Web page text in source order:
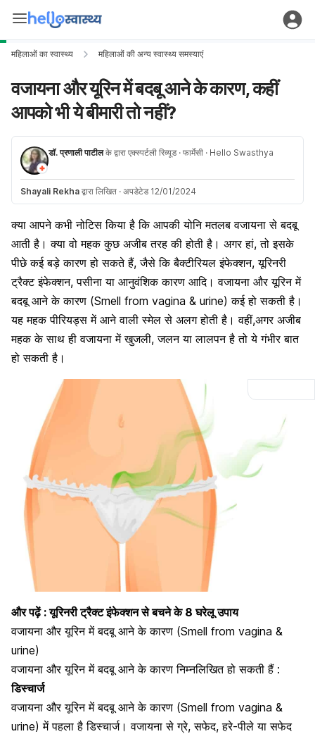
महिलाओं का स्वास्थ्य महिलाओं की अन्य स्वास्थ्य समस्याएं
वजायना और यूरिन में बदबू आने के कारण, कहीं
आपको भी ये बीमारी तो नहीं?
डॉ. प्रणाली पाटीलके द्वारा एक्स्पर्टली रिव्यूड · फार्मेसी · Hello Swasthya
Shayali Rekha द्वारा लिखित · अपडेटेड 12/01/2024
क्या आपने कभी नोटिस किया है कि आपकी योनि मतलब वजायना से बदबू
आती है। क्या वो महक कुछ अजीब तरह की होती है। अगर हां, तो इसके
पीछे कई बड़े कारण हो सकते हैं, जैसे किबैक्टीरियल इंफेक्शन,यूरिनरी
ट्रैक्ट इंफेक्शन,पसीना या आनुवंशिक कारण आदि। वजायना और यूरिन में
बदबू आने के कारण (Smell from vagina & urine) कई हो सकती है।
यह महक पीरियड्स में आने वाली स्मेल से अलग होती है। वहीं,अगर अजीब
महक के साथ ही वजायना मेंखुजली, जलन या लालपन है तो ये गंभीर बात
हो सकती है।
और पढ़ें :यूरिनरी ट्रैक्ट इंफेक्शन से बचने के 8 घरेलू उपाय
वजायना और यूरिन में बदबू आने के कारण (Smell from vagina &
urine)
वजायना और यूरिन में बदबू आने के कारण निम्नलिखित हो सकती हैं :
डिस्चार्ज
वजायना और यूरिन में बदबू आने के कारण (Smell from vagina &
urine) में पहला है डिस्चार्ज। वजायना से ग्रे, सफेद, हरे-पीले यासफेद